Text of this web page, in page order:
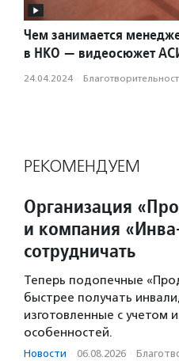
Чем занимается
в НКО — видеосюжет
24.04.2024 ·
РЕКОМЕНДУЕМ
Организация
и компания
сотрудничать
Теперь подопечные
быстрее получать
изготовленные с учетом
особенностей.
Новости · 06.08.2026 ·